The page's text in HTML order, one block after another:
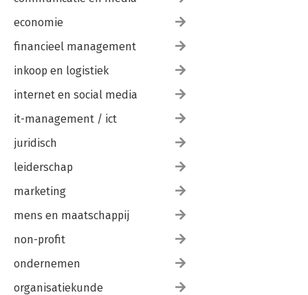
economie
financieel management
inkoop en logistiek
internet en social media
it-management / ict
juridisch
leiderschap
marketing
mens en maatschappij
non-profit
ondernemen
organisatiekunde